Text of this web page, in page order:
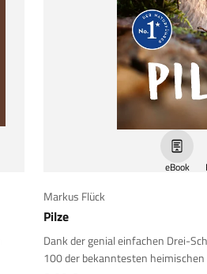
eBook
Markus Flück
Pilze
Dank der genial einfachen Drei-
100 der bekanntesten heimischen